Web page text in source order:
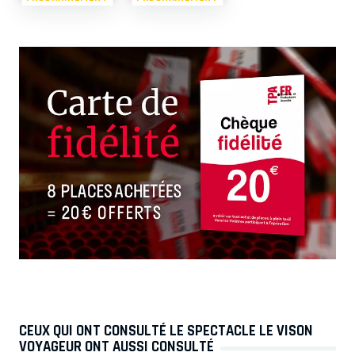
CEUX QUI ONT CONSULTÉ LE SPECTACLE LE VISON
VOYAGEUR ONT AUSSI CONSULTÉ